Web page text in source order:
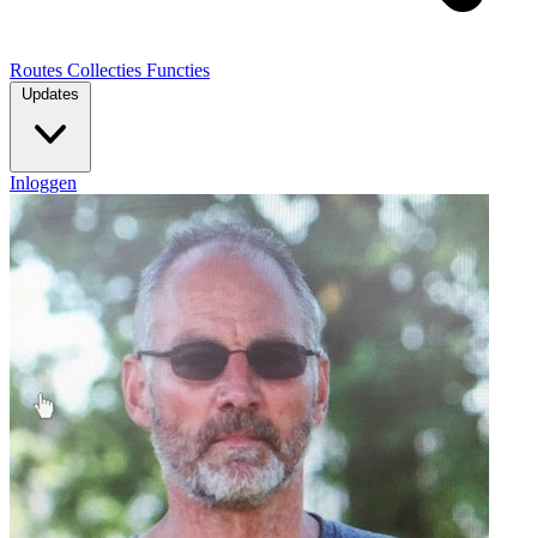
Routes Collecties Functies
Updates
Inloggen